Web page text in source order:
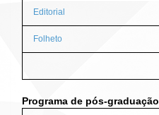
Editorial
Folheto
Programa de pós-graduação